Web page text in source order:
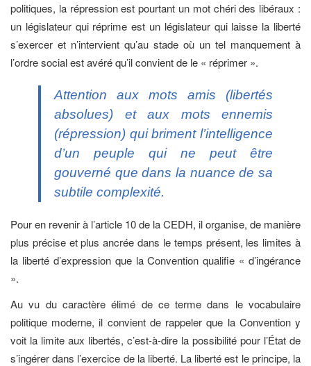
politiques, la répression est pourtant un mot chéri des libéraux :
un législateur qui réprime est un législateur qui laisse la liberté
s’exercer et n’intervient qu’au stade où un tel manquement à
l’ordre social est avéré qu’il convient de le « réprimer ».
Attention aux mots amis (libertés
absolues) et aux mots ennemis
(répression) qui briment l’intelligence
d’un peuple qui ne peut être
gouverné que dans la nuance de sa
subtile complexité.
Pour en revenir à l’article 10 de la CEDH, il organise, de manière
plus précise et plus ancrée dans le temps présent, les limites à
la liberté d’expression que la Convention qualifie « d’ingérance
».
Au vu du caractère élimé de ce terme dans le vocabulaire
politique moderne, il convient de rappeler que la Convention y
voit la limite aux libertés, c’est-à-dire la possibilité pour l’État de
s’ingérer dans l’exercice de la liberté. La liberté est le principe, la